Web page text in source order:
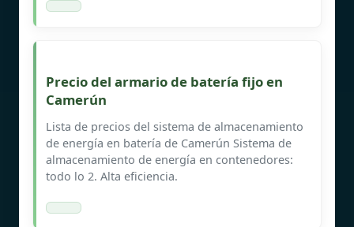
Precio del armario de batería fijo en
Camerún
Lista de precios del sistema de almacenamiento
de energía en batería de Camerún Sistema de
almacenamiento de energía en contenedores:
todo lo 2. Alta eficiencia.